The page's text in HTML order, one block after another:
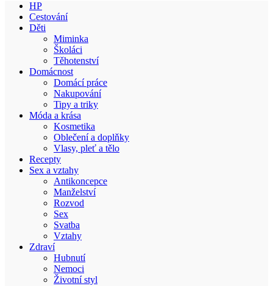
HP
Cestování
Děti
Miminka
Školáci
Těhotenství
Domácnost
Domácí práce
Nakupování
Tipy a triky
Móda a krása
Kosmetika
Oblečení a doplňky
Vlasy, pleť a tělo
Recepty
Sex a vztahy
Antikoncepce
Manželství
Rozvod
Sex
Svatba
Vztahy
Zdraví
Hubnutí
Nemoci
Životní styl